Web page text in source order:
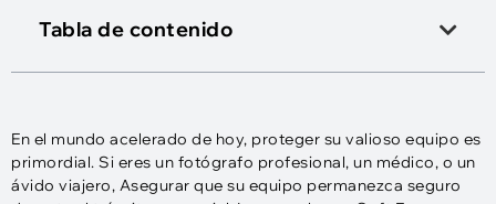
Tabla de contenido
En el mundo acelerado de hoy, proteger su valioso equipo es
primordial. Si eres un fotógrafo profesional, un médico, o un
ávido viajero, Asegurar que su equipo permanezca seguro